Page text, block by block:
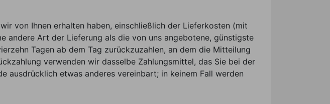
von Ihnen erhalten haben, einschließlich der Lieferkosten (mit
andere Art der Lieferung als die von uns angebotene, günstigste
Tagen ab dem Tag zurückzuzahlen, an dem die Mitteilung
verwenden wir dasselbe Zahlungsmittel, das Sie bei der
ausdrücklich etwas anderes vereinbart; in keinem Fall werden